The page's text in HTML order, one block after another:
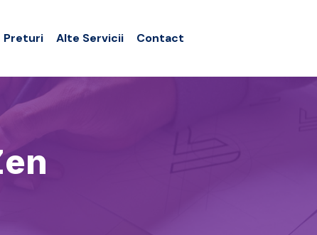
Preturi Alte Servicii Contact